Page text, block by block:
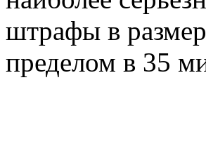
штрафы в
пределом в 35